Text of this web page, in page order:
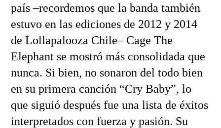
país –recordemos que la banda también
estuvo en las ediciones de 2012 y 2014
de Lollapalooza Chile– Cage The
Elephant se mostró más consolidada que
nunca. Si bien, no sonaron del todo bien
en su primera canción “Cry Baby”, lo
que siguió después fue una lista de éxitos
interpretados con fuerza y pasión. Su